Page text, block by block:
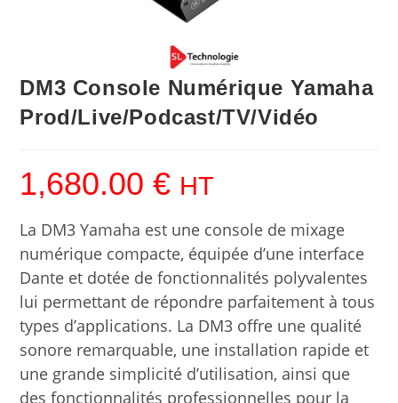
DM3 Console Numérique Yamaha
Prod/Live/Podcast/TV/Vidéo
1,680.00€ HT
La DM3 Yamaha est une console de mixage
numérique compacte, équipée d’une interface
Dante et dotée de fonctionnalités polyvalentes
lui permettant de répondre parfaitement à tous
types d’applications. La DM3 offre une qualité
sonore remarquable, une installation rapide et
une grande simplicité d’utilisation, ainsi que
des fonctionnalités professionnelles pour la